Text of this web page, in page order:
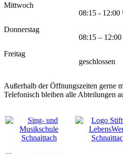
Mittwoch
08:15 - 12:00
Donnerstag
08:15 –
Freitag
geschlossen
Außerhalb der Öffnungszeiten gerne
Telefonisch bleiben alle Abteilungen